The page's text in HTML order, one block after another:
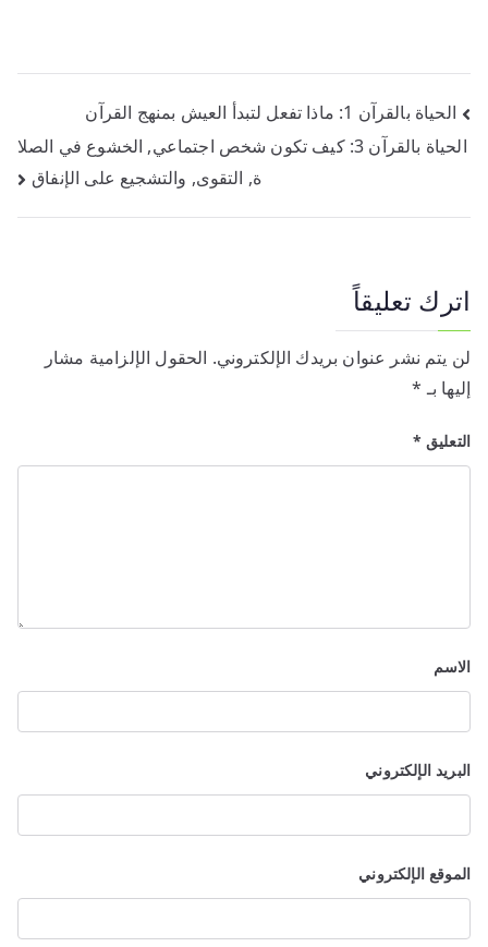
تصفّح
المقالات
الحياة بالقرآن 1: ماذا تفعل لتبدأ العيش بمنهج القرآن
الحياة بالقرآن 3: كيف تكون شخص اجتماعي, الخشوع في الصلا
ة, التقوى, والتشجيع على الإنفاق
اترك تعليقاً
لن يتم نشر عنوان بريدك الإلكتروني. الحقول الإلزامية مشار
إليها بـ *
التعليق *
الاسم
البريد الإلكتروني
الموقع الإلكتروني